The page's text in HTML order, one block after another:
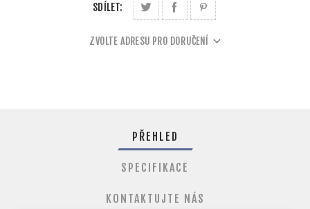
SDÍLET:
ZVOLTE ADRESU PRO DORUČENÍ
PŘEHLED
SPECIFIKACE
KONTAKTUJTE NÁS